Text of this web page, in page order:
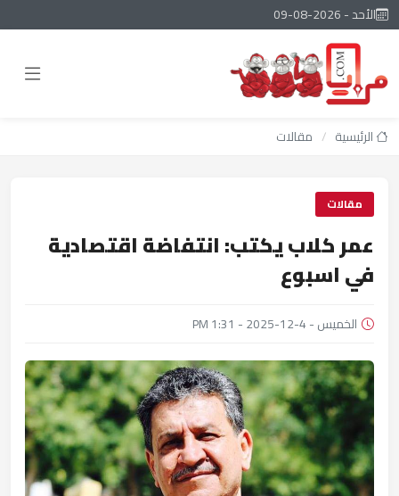
الأحد - 2026-08-09
الرئيسية / مقالات
مقالات
عمر كلاب يكتب: انتفاضة اقتصادية
في اسبوع
الخميس - 4-12-2025 - 1:31 PM